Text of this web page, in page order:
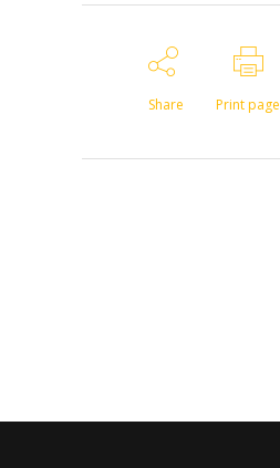
Share Print page